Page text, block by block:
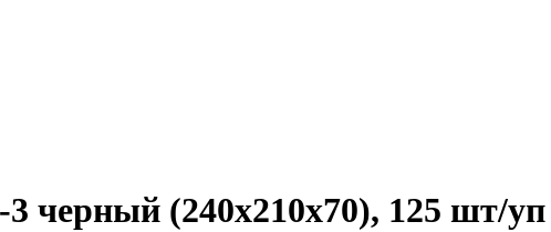
черный (240х210х70), 125 шт/уп